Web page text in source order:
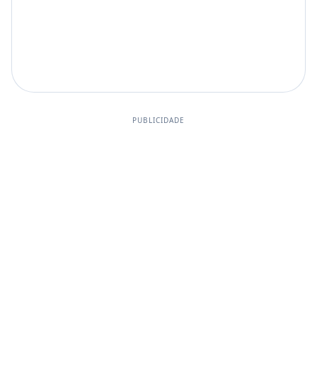
PUBLICIDADE